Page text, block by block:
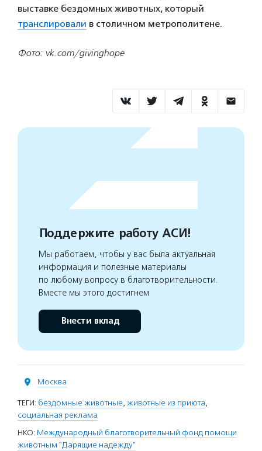
выставке бездомных животных, который
транслировали в столичном метрополитене.
Фото: vk.com/givinghope
Поддержите работу АСИ!
Мы работаем, чтобы у вас была актуальная
информация и полезные материалы
по любому вопросу в благотворительности.
Вместе мы этого достигнем
Внести вклад
Москва
ТЕГИ: бездомные животные, животные из приюта,
социальная реклама
НКО: Международный благотворительный фонд помощи
животным "Дарящие надежду"